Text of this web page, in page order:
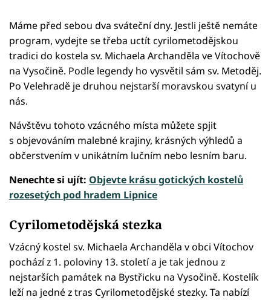
Máme před sebou dva sváteční dny. Jestli ještě nemáte
program, vydejte se třeba uctít cyrilometodějskou
tradici do kostela sv. Michaela Archanděla ve Vítochově
na Vysočině. Podle legendy ho vysvětil sám sv. Metoděj.
Po Velehradě je druhou nejstarší moravskou svatyní u
nás.
Návštěvu tohoto vzácného místa můžete spjit
s objevováním malebné krajiny, krásných výhledů a
občerstvením v unikátním lučním nebo lesním baru.
Nenechte si ujít: Objevte krásu gotických kostelů
rozesetých pod hradem Lipnice
Cyrilometodějská stezka
Vzácný kostel sv. Michaela Archanděla v obci Vítochov
pochází z 1. poloviny 13. století a je tak jednou z
nejstarších památek na Bystřicku na Vysočině. Kostelík
leží na jedné z tras Cyrilometodějské stezky. Ta nabízí